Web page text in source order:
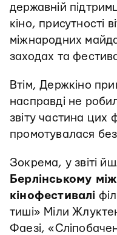
державній
кіно, присутності
міжнародних
заходах та
Втім, Держкіно
насправді не
звіту частина цих
промотувалася без
Зокрема, у звіті
Берлінському
кінофестивалі
тиші» Міли
Фаезі,